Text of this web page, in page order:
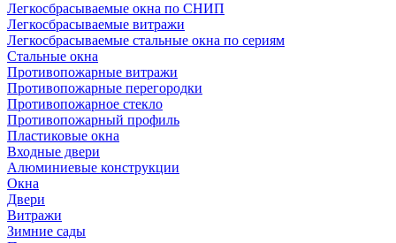
Легкосбрасываемые окна по СНИП
Легкосбрасываемые витражи
Легкосбрасываемые стальные окна по сериям
Стальные окна
Противопожарные витражи
Противопожарные перегородки
Противопожарное стекло
Противопожарный профиль
Пластиковые окна
Входные двери
Алюминиевые конструкции
Окна
Двери
Витражи
Зимние сады